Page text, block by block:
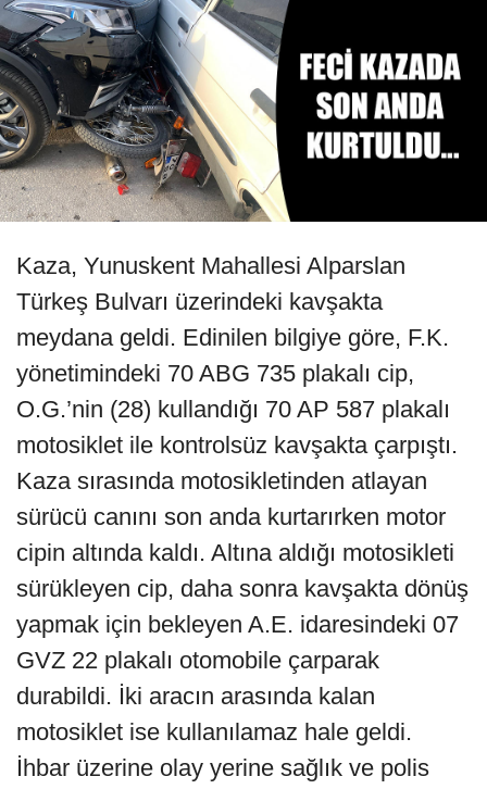
Kaza, Yunuskent Mahallesi Alparslan
Türkeş Bulvarı üzerindeki kavşakta
meydana geldi. Edinilen bilgiye göre, F.K.
yönetimindeki 70 ABG 735 plakalı cip,
O.G.’nin (28) kullandığı 70 AP 587 plakalı
motosiklet ile kontrolsüz kavşakta çarpıştı.
Kaza sırasında motosikletinden atlayan
sürücü canını son anda kurtarırken motor
cipin altında kaldı. Altına aldığı motosikleti
sürükleyen cip, daha sonra kavşakta dönüş
yapmak için bekleyen A.E. idaresindeki 07
GVZ 22 plakalı otomobile çarparak
durabildi. İki aracın arasında kalan
motosiklet ise kullanılamaz hale geldi.
İhbar üzerine olay yerine sağlık ve polis